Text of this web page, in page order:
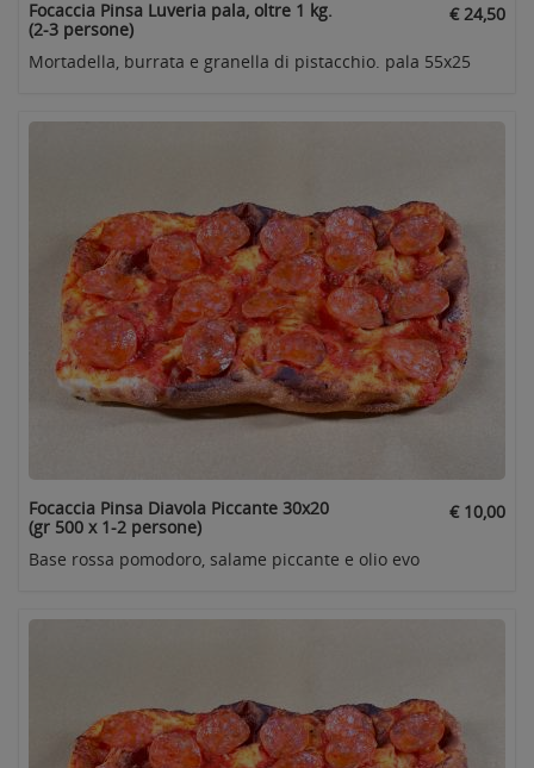
Focaccia Pinsa Luveria pala, oltre 1 kg.
(2-3 persone)
€ 24,50
Mortadella, burrata e granella di pistacchio. pala 55x25
Focaccia Pinsa Diavola Piccante 30x20
(gr 500 x 1-2 persone)
€ 10,00
Base rossa pomodoro, salame piccante e olio evo